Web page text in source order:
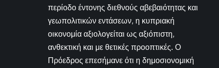
περίοδο έντονης διεθνούς αβεβαιότητας και
γεωπολιτικών εντάσεων, η κυπριακή
οικονομία αξιολογείται ως αξιόπιστη,
ανθεκτική και με θετικές προοπτικές. Ο
Πρόεδρος επεσήμανε ότι η δημοσιονομική